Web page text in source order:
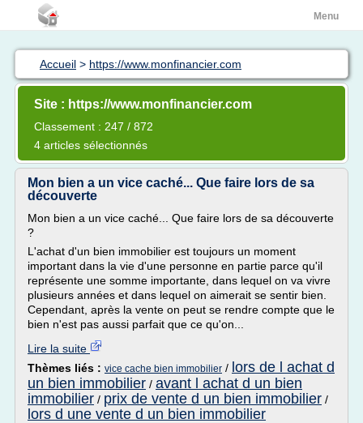
Menu
Accueil > https://www.monfinancier.com
Site : https://www.monfinancier.com
Classement : 247 / 872
4 articles sélectionnés
Mon bien a un vice caché... Que faire lors de sa
découverte
Mon bien a un vice caché... Que faire lors de sa découverte
?
L'achat d'un bien immobilier est toujours un moment
important dans la vie d'une personne en partie parce qu'il
représente une somme importante, dans lequel on va vivre
plusieurs années et dans lequel on aimerait se sentir bien.
Cependant, après la vente on peut se rendre compte que le
bien n'est pas aussi parfait que ce qu'on...
Lire la suite
Thèmes liés : vice cache bien immobilier / lors de l achat d
un bien immobilier / avant l achat d un bien
immobilier / prix de vente d un bien immobilier /
lors d une vente d un bien immobilier